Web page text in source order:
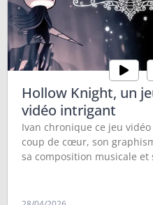
Hollow Knight, un
vidéo intrigant
Ivan chronique ce jeu vidéo
coup de cœur, son
sa composition musicale et